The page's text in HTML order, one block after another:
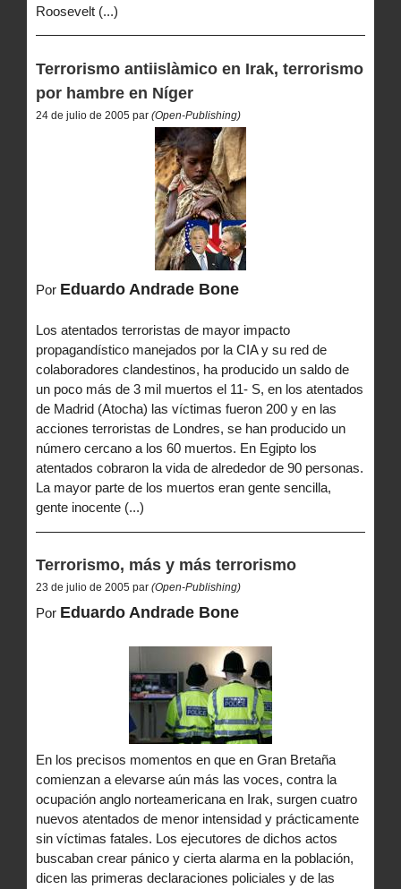
Roosevelt (...)
Terrorismo antiislàmico en Irak, terrorismo
por hambre en Níger
24 de julio de 2005 par (Open-Publishing)
Por Eduardo Andrade Bone
Los atentados terroristas de mayor impacto
propagandístico manejados por la CIA y su red de
colaboradores clandestinos, ha producido un saldo de
un poco más de 3 mil muertos el 11- S, en los atentados
de Madrid (Atocha) las víctimas fueron 200 y en las
acciones terroristas de Londres, se han producido un
número cercano a los 60 muertos. En Egipto los
atentados cobraron la vida de alrededor de 90 personas.
La mayor parte de los muertos eran gente sencilla,
gente inocente (...)
Terrorismo, más y más terrorismo
23 de julio de 2005 par (Open-Publishing)
Por Eduardo Andrade Bone
En los precisos momentos en que en Gran Bretaña
comienzan a elevarse aún más las voces, contra la
ocupación anglo norteamericana en Irak, surgen cuatro
nuevos atentados de menor intensidad y prácticamente
sin víctimas fatales. Los ejecutores de dichos actos
buscaban crear pánico y cierta alarma en la población,
dicen las primeras declaraciones policiales y de las